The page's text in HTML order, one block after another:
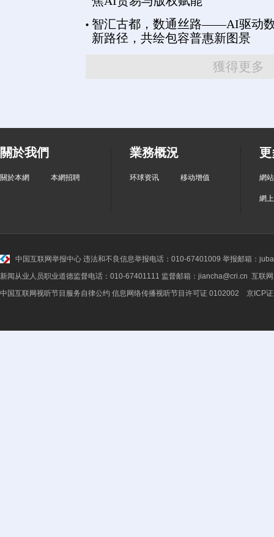
智汇古都，数通丝路——AI驱动
新路径，共绘包容普惠新图景
獲得更多
關於我們
關於本網 本網招聘
業務概況
环球资讯 移动增值 網
網
中国互联网举报中心 违法和不良信息举报电话：010-67401009 举报邮箱：
新闻从业人员职业道德监督电话：010-67401111 监督邮箱：jiancha@cri.cn 互联
中国互联网视听节目服务自律公约 信息网络传播视听节目许可证 0102002 京ICP